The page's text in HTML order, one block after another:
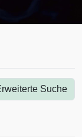
Suche